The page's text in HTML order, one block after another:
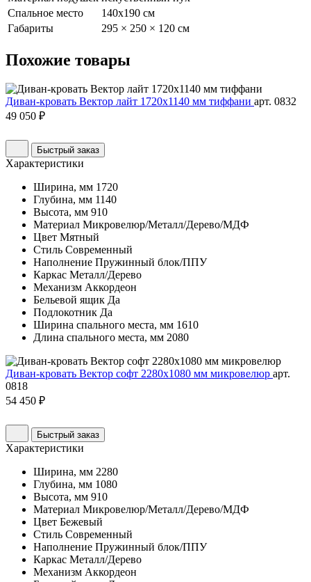
Спальное место
140х190 см
Габариты
295 × 250 × 120 см
Похожие товары
Диван-кровать Вектор лайт 1720х1140 мм тиффани арт. 0832
49 050 ₽
Быстрый заказ
Характеристики
Ширина, мм 1720
Глубина, мм 1140
Высота, мм 910
Материал Микровелюр/Металл/Дерево/МДФ
Цвет Мятный
Стиль Современный
Наполнение Пружинный блок/ППУ
Каркас Металл/Дерево
Механизм Аккордеон
Бельевой ящик Да
Подлокотник Да
Ширина спального места, мм 1610
Длина спального места, мм 2080
Диван-кровать Вектор софт 2280х1080 мм микровелюр арт.
0818
54 450 ₽
Быстрый заказ
Характеристики
Ширина, мм 2280
Глубина, мм 1080
Высота, мм 910
Материал Микровелюр/Металл/Дерево/МДФ
Цвет Бежевый
Стиль Современный
Наполнение Пружинный блок/ППУ
Каркас Металл/Дерево
Механизм Аккордеон